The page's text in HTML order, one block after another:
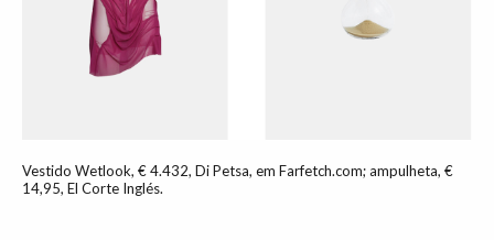
Vestido Wetlook, € 4.432, Di Petsa, em Farfetch.com; ampulheta, €
14,95, El Corte Inglés.